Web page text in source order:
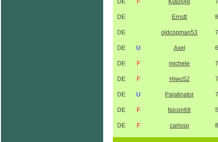
DE F Klaus48
DE Ernstt
DE oldcopman53
DE U Axel
DE F michele
DE F Hiwo52
DE U Palatinator
DE F falcon68
DE F carloso